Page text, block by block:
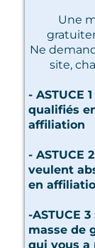
Une
Ne
site,
- ASTUCE
qualifiés
affiliation
- ASTUCE
veulent
en
-ASTUCE
masse de
qui vous a